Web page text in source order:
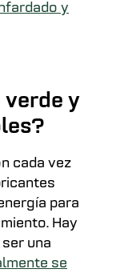
y
verde y
cada vez
para
Hay
una
se